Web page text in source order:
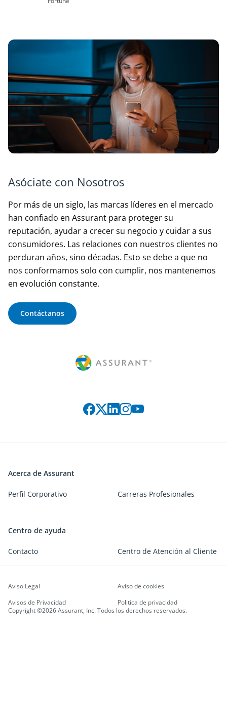
Asóciate con Nosotros
Por más de un siglo, las marcas líderes en el mercado
han confiado en Assurant para proteger su
reputación, ayudar a crecer su negocio y cuidar a sus
consumidores. Las relaciones con nuestros clientes no
perduran años, sino décadas. Esto se debe a que no
nos conformamos solo con cumplir, nos mantenemos
en evolución constante.
Contáctanos
Acerca de Assurant
Perfil Corporativo Carreras Profesionales
Centro de ayuda
Contacto Centro de Atención al Cliente
Copyright ©2026 Assurant, Inc. Todos los derechos reservados.
Aviso Legal
Aviso de cookies
Avisos de Privacidad
Politica de privacidad